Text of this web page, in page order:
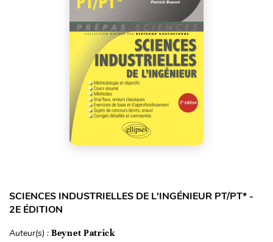
SCIENCES INDUSTRIELLES DE L'INGÉNIEUR PT/PT* -
2E ÉDITION
Auteur(s) : Beynet Patrick